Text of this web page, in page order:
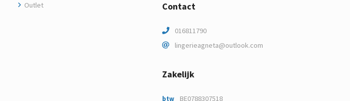
Outlet
Contact
016811790
lingerieagneta@outlook.com
Zakelijk
btw BE0788307518